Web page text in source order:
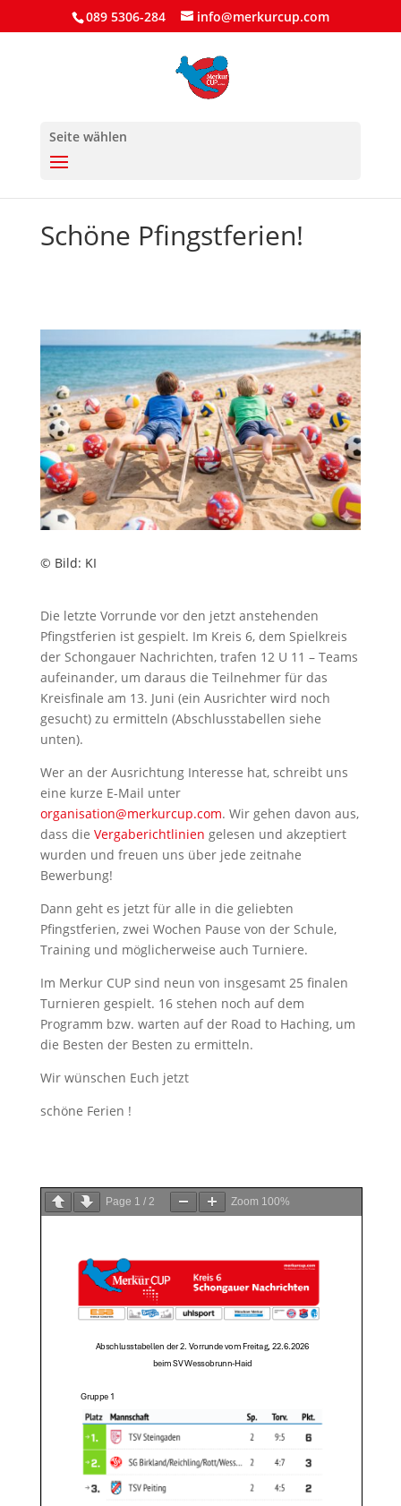
089 5306-284 info@merkurcup.com
Seite wählen
Schöne Pfingstferien!
© Bild: KI
Die letzte Vorrunde vor den jetzt anstehenden
Pfingstferien ist gespielt. Im Kreis 6, dem Spielkreis
der Schongauer Nachrichten, trafen 12 U 11 – Teams
aufeinander, um daraus die Teilnehmer für das
Kreisfinale am 13. Juni (ein Ausrichter wird noch
gesucht) zu ermitteln (Abschlusstabellen siehe
unten).
Wer an der Ausrichtung Interesse hat, schreibt uns
eine kurze E-Mail unter
organisation@merkurcup.com. Wir gehen davon aus,
dass die Vergaberichtlinien gelesen und akzeptiert
wurden und freuen uns über jede zeitnahe
Bewerbung!
Dann geht es jetzt für alle in die geliebten
Pfingstferien, zwei Wochen Pause von der Schule,
Training und möglicherweise auch Turniere.
Im Merkur CUP sind neun von insgesamt 25 finalen
Turnieren gespielt. 16 stehen noch auf dem
Programm bzw. warten auf der Road to Haching, um
die Besten der Besten zu ermitteln.
Wir wünschen Euch jetzt
schöne Ferien !
Page 1 / 2 Zoom 100%